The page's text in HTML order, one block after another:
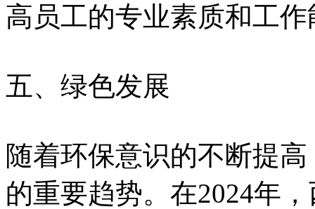
高员工的专业素质和工作
五、绿色发展
随着环保意识的不断提
的重要趋势。在2024年